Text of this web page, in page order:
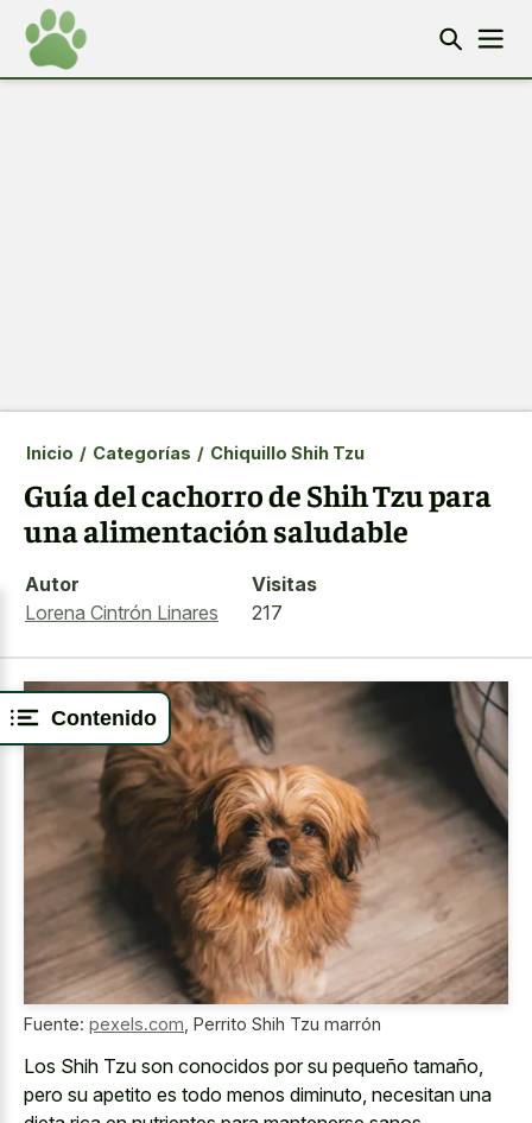
Contenido
Inicio / Categorías / Chiquillo Shih Tzu
Guía del cachorro de Shih Tzu para
una alimentación saludable
Autor
Lorena Cintrón Linares
Visitas
217
Fuente: pexels.com Perrito Shih Tzu marrón
Los Shih Tzu son conocidos por su pequeño tamaño,
pero su apetito es todo menos diminuto, necesitan una